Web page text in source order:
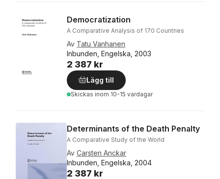
Democratization
A Comparative Analysis of 170 Countries
Av Tatu Vanhanen
Inbunden, Engelska, 2003
2 387 kr
Lägg till
Skickas inom 10-15 vardagar
Determinants of the Death Penalty
A Comparative Study of the World
Av Carsten Anckar
Inbunden, Engelska, 2004
2 387 kr